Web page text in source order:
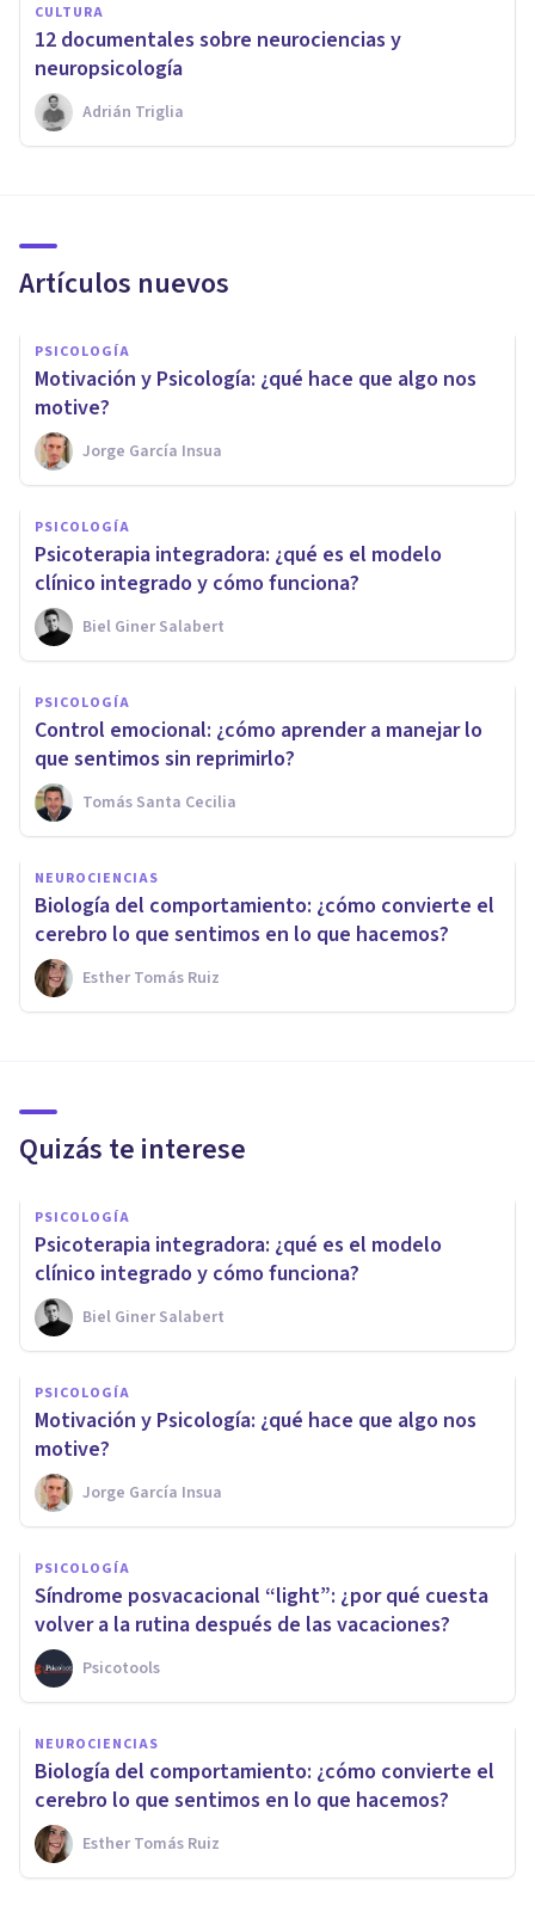
CULTURA
​12 documentales sobre neurociencias y
neuropsicología
Adrián Triglia
Artículos nuevos
PSICOLOGÍA
Motivación y Psicología: ¿qué hace que algo nos
motive?
Jorge García Insua
PSICOLOGÍA
Psicoterapia integradora: ¿qué es el modelo
clínico integrado y cómo funciona?
Biel Giner Salabert
PSICOLOGÍA
Control emocional: ¿cómo aprender a manejar lo
que sentimos sin reprimirlo?
Tomás Santa Cecilia
NEUROCIENCIAS
Biología del comportamiento: ¿cómo convierte el
cerebro lo que sentimos en lo que hacemos?
Esther Tomás Ruiz
Quizás te interese
PSICOLOGÍA
Psicoterapia integradora: ¿qué es el modelo
clínico integrado y cómo funciona?
Biel Giner Salabert
PSICOLOGÍA
Motivación y Psicología: ¿qué hace que algo nos
motive?
Jorge García Insua
PSICOLOGÍA
Síndrome posvacacional “light”: ¿por qué cuesta
volver a la rutina después de las vacaciones?
Psicotools
NEUROCIENCIAS
Biología del comportamiento: ¿cómo convierte el
cerebro lo que sentimos en lo que hacemos?
Esther Tomás Ruiz